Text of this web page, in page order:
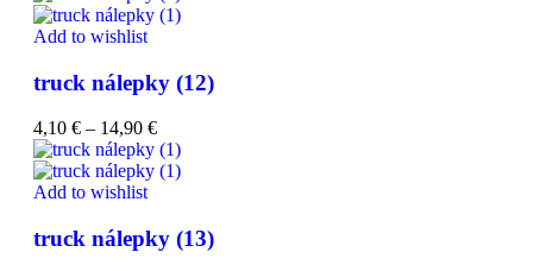
Add to wishlist
truck nálepky (12)
4,10 € – 14,90 €
Add to wishlist
truck nálepky (13)